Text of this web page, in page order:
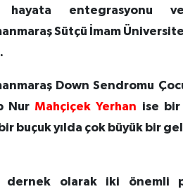
hayata entegrasyonu ve
Sütçü İmam
Down Sendromu
Nur Mahçiçek Yerhan ise bir
buçuk yılda çok büyük bir
dernek olarak iki önemli